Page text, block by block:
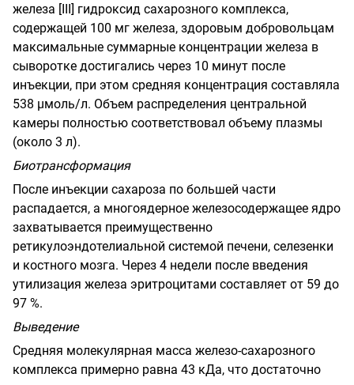
железа [III] гидроксид сахарозного комплекса,
содержащей 100 мг железа, здоровым добровольцам
максимальные суммарные концентрации железа в
сыворотке достигались через 10 минут после
инъекции, при этом средняя концентрация составляла
538 μмоль/л. Объем распределения центральной
камеры полностью соответствовал объему плазмы
(около 3 л).
Биотрансформация
После инъекции сахароза по большей части
распадается, а многоядерное железосодержащее ядро
захватывается преимущественно
ретикулоэндотелиальной системой печени, селезенки
и костного мозга. Через 4 недели после введения
утилизация железа эритроцитами составляет от 59 до
97 %.
Выведение
Средняя молекулярная масса железо-сахарозного
комплекса примерно равна 43 кДа, что достаточно